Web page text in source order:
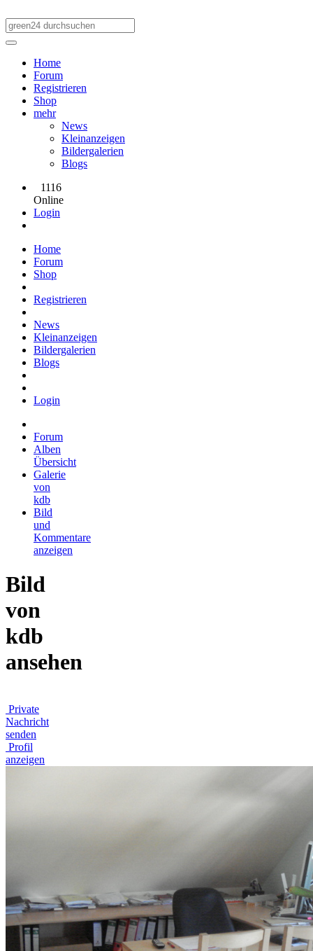
Home
Forum
Registrieren
Shop
mehr
News
Kleinanzeigen
Bildergalerien
Blogs
1116
Online
Login
Home
Forum
Shop
Registrieren
News
Kleinanzeigen
Bildergalerien
Blogs
Login
Forum
Alben
Übersicht
Galerie
von
kdb
Bild
und
Kommentare
anzeigen
Bild
von
kdb
ansehen
Private
Nachricht
senden
Profil
anzeigen